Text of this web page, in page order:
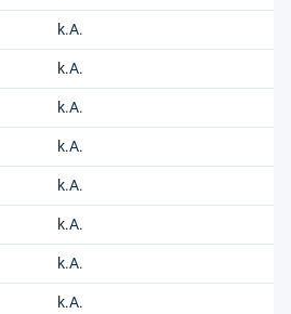
k.A.
k.A.
k.A.
k.A.
k.A.
k.A.
k.A.
k.A.